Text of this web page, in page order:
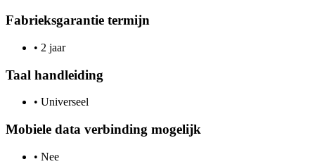
Fabrieksgarantie termijn
• 2 jaar
Taal handleiding
• Universeel
Mobiele data verbinding mogelijk
• Nee